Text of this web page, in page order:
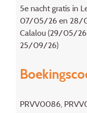
5e nacht gratis in
07/05/26 en 28/
Calalou (29/05/
25/09/26)
PRVV0086,